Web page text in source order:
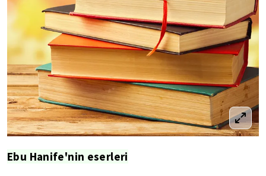
Ebu Hanife'nin eserleri